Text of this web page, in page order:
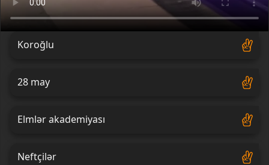
Koroğlu
28 may
Elmlər akademiyası
Neftçilər